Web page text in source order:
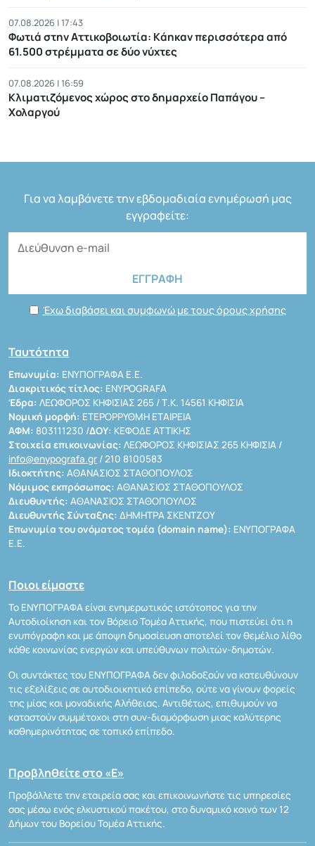
07.08.2026 | 17:43
Φωτιά στην Αττικοβοιωτία: Kάηκαν περισσότερα από
61.500 στρέμματα σε δύο νύχτες
07.08.2026 | 16:59
Κλιματιζόμενος χώρος στο δημαρχείο Παπάγου –
Χολαργού
Για να λαμβάνετε την εβδομαδιαία ενημέρωσή μας
εγγραφείτε:
Έχω διαβάσει και συμφωνώ με τους όρους χρήσης
Ταυτότητα
Επωνυμία: ΕΝΥΠΟΓΡΑΦΑ Ε.Ε.
Διακριτικός τίτλος: ENYPOGRAFA
Έδρα: ΛΕΩΦΟΡΟΣ ΚΗΦΙΣΙΑΣ 265 / Τ.Κ. 14561 ΚΗΦΙΣΙΑ
Νομική μορφή: ΕΤΕΡΟΡΡΥΘΜΗ ΕΤΑΙΡΕΙΑ
ΑΦΜ: 803111230 /ΔΟΥ: ΚΕΦΟΔΕ ΑΤΤΙΚΗΣ
Στοιχεία επικοινωνίας: ΛΕΩΦΟΡΟΣ ΚΗΦΙΣΙΑΣ 265 ΚΗΦΙΣΙΑ /
info@enypografa.gr / 210 8100583
Ιδιοκτήτης: ΑΘΑΝΑΣΙΟΣ ΣΤΑΘΟΠΟΥΛΟΣ
Νόμιμος εκπρόσωπος: ΑΘΑΝΑΣΙΟΣ ΣΤΑΘΟΠΟΥΛΟΣ
Διευθυντής: ΑΘΑΝΑΣΙΟΣ ΣΤΑΘΟΠΟΥΛΟΣ
Διευθυντής Σύνταξης: ΔΗΜΗΤΡΑ ΣΚΕΝΤΖΟΥ
Επωνυμία του ονόματος τομέα (domain name): ΕΝΥΠΟΓΡΑΦΑ
Ε.Ε.
Ποιοι είμαστε
Το ΕΝΥΠΟΓΡΑΦΑ είναι ενημερωτικός ιστότοπος για την
Αυτοδιοίκηση και τον Βόρειο Τομέα Αττικής, που πιστεύει ότι η
ενυπόγραφη και με άποψη δημοσίευση αποτελεί τον θεμέλιο λίθο
κάθε κοινωνίας ενεργών και υπεύθυνων πολιτών-δημοτών.
Οι συντάκτες του ΕΝΥΠΟΓΡΑΦΑ δεν φιλοδοξούν να κατευθύνουν
τις εξελίξεις σε αυτοδιοικητικό επίπεδο, ούτε να γίνουν φορείς
της μίας και μοναδικής Αλήθειας. Αντιθέτως, επιθυμούν να
καταστούν συμμέτοχοι στη συν-διαμόρφωση μιας καλύτερης
καθημερινότητας σε τοπικό επίπεδο.
Προβληθείτε στο «Ε»
Προβάλλετε την εταιρεία σας και επικοινωνήστε τις υπηρεσίες
σας μέσω ενός ελκυστικού πακέτου, στο δυναμικό κοινό των 12
Δήμων του Βορείου Τομέα Αττικής.